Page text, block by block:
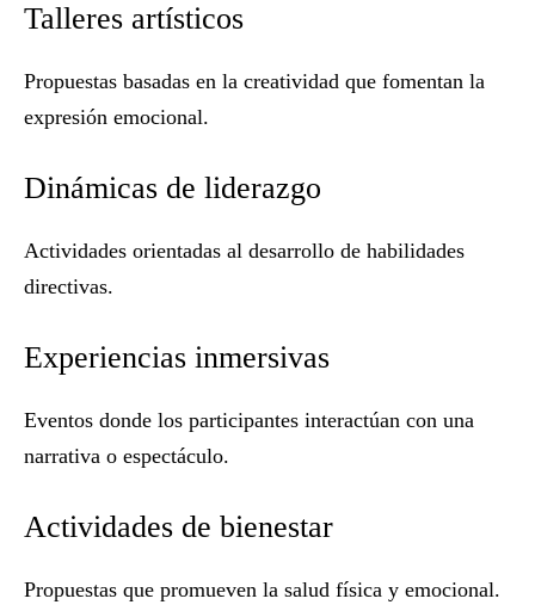
Talleres artísticos
Propuestas basadas en la creatividad que fomentan la
expresión emocional.
Dinámicas de liderazgo
Actividades orientadas al desarrollo de habilidades
directivas.
Experiencias inmersivas
Eventos donde los participantes interactúan con una
narrativa o espectáculo.
Actividades de bienestar
Propuestas que promueven la salud física y emocional.